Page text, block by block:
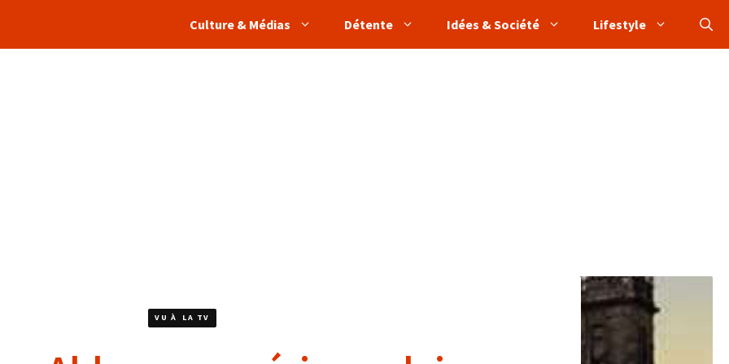
Culture & Médias Détente Idées & Société Lifestyle
VU À LA TV